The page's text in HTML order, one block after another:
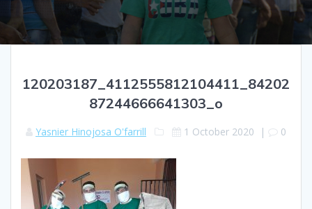
120203187_4112555812104411_84202
87244666641303_o
Yasnier Hinojosa O'farrill 1 October 2020 | 0